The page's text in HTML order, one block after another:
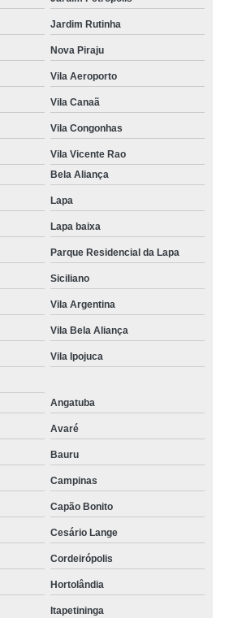
Jardim Rutinha
Nova Piraju
Vila Aeroporto
Vila Canaã
Vila Congonhas
Vila Vicente Rao
Bela Aliança
Lapa
Lapa baixa
Parque Residencial da Lapa
Siciliano
Vila Argentina
Vila Bela Aliança
Vila Ipojuca
Angatuba
Avaré
Bauru
Campinas
Capão Bonito
Cesário Lange
Cordeirópolis
Hortolândia
Itapetininga